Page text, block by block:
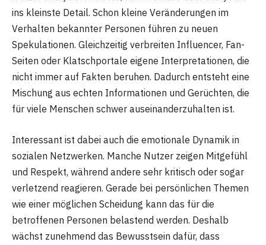
ins kleinste Detail. Schon kleine Veränderungen im
Verhalten bekannter Personen führen zu neuen
Spekulationen. Gleichzeitig verbreiten Influencer, Fan-
Seiten oder Klatschportale eigene Interpretationen, die
nicht immer auf Fakten beruhen. Dadurch entsteht eine
Mischung aus echten Informationen und Gerüchten, die
für viele Menschen schwer auseinanderzuhalten ist.
Interessant ist dabei auch die emotionale Dynamik in
sozialen Netzwerken. Manche Nutzer zeigen Mitgefühl
und Respekt, während andere sehr kritisch oder sogar
verletzend reagieren. Gerade bei persönlichen Themen
wie einer möglichen Scheidung kann das für die
betroffenen Personen belastend werden. Deshalb
wächst zunehmend das Bewusstsein dafür, dass